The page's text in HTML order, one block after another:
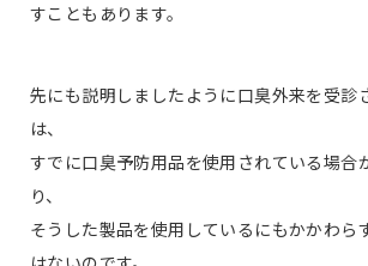
すこともあります。
先にも説明しましたように口臭外来を受診
は、
すでに口臭予防用品を使用されている場合
り、
そうした製品を使用しているにもかかわら